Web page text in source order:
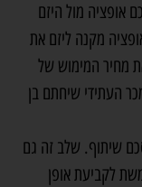
אופציה מול היזם
מקנה ליזם את
מחיר המימוש של
העתידי שיחתם בן
שיתוף. שלב זה גם
לקביעת אופן